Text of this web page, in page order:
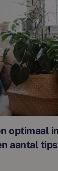
optimaal
aantal